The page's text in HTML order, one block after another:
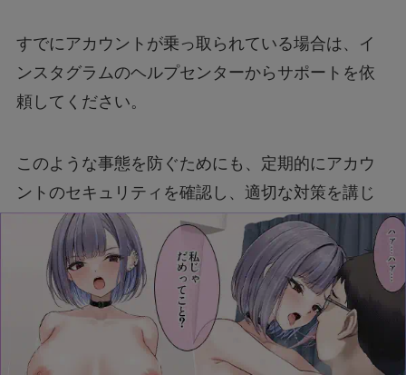
すでにアカウントが乗っ取られている場合は、イ
ンスタグラムのヘルプセンターからサポートを依
頼してください。
このような事態を防ぐためにも、定期的にアカウ
ントのセキュリティを確認し、適切な対策を講じ
ることが重要です。